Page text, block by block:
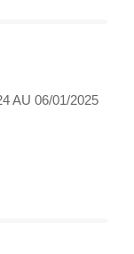
AU 06/01/2025